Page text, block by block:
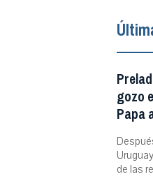
gozo
Papa
de las